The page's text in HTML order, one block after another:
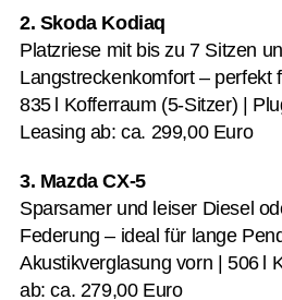
2. Skoda Kodiaq
Platzriese mit bis zu 7 Sitzen
Langstreckenkomfort – perfekt
835 l Kofferraum (5-Sitzer) |
Leasing ab: ca. 299,00 Euro
3. Mazda CX-5
Sparsamer und leiser Diesel
Federung – ideal für lange
Akustikverglasung vorn | 506 l
ab: ca. 279,00 Euro